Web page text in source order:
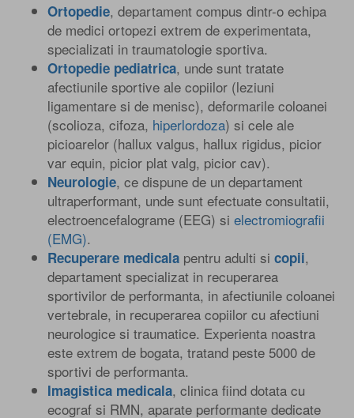
Ortopedie, departament compus dintr-o echipa
de medici ortopezi extrem de experimentata,
specializati in traumatologie sportiva.
Ortopedie pediatrica, unde sunt tratate
afectiunile sportive ale copiilor (leziuni
ligamentare si de menisc), deformarile coloanei
(scolioza, cifoza, hiperlordoza) si cele ale
picioarelor (hallux valgus, hallux rigidus, picior
var equin, picior plat valg, picior cav).
Neurologie, ce dispune de un departament
ultraperformant, unde sunt efectuate consultatii,
electroencefalograme (EEG) si electromiografii
(EMG).
Recuperare medicala pentru adulti si copii,
departament specializat in recuperarea
sportivilor de performanta, in afectiunile coloanei
vertebrale, in recuperarea copiilor cu afectiuni
neurologice si traumatice. Experienta noastra
este extrem de bogata, tratand peste 5000 de
sportivi de performanta.
Imagistica medicala, clinica fiind dotata cu
ecograf si RMN, aparate performante dedicate